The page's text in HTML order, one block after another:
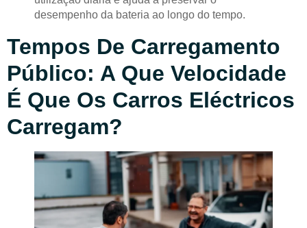
desempenho da bateria ao longo do tempo.
Tempos De Carregamento
Público: A Que Velocidade
É Que Os Carros Eléctricos
Carregam?